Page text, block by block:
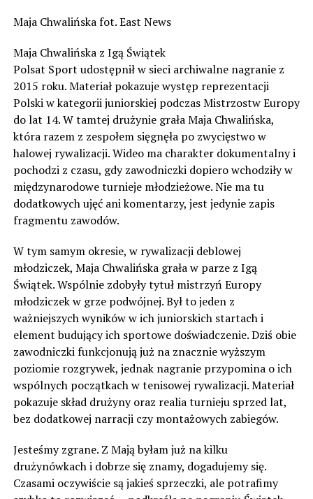
Maja Chwalińska fot. East News
Maja Chwalińska z Igą Świątek
Polsat Sport udostępnił w sieci archiwalne nagranie z
2015 roku. Materiał pokazuje występ reprezentacji
Polski w kategorii juniorskiej podczas Mistrzostw Europy
do lat 14. W tamtej drużynie grała Maja Chwalińska,
która razem z zespołem sięgnęła po zwycięstwo w
halowej rywalizacji. Wideo ma charakter dokumentalny i
pochodzi z czasu, gdy zawodniczki dopiero wchodziły w
międzynarodowe turnieje młodzieżowe. Nie ma tu
dodatkowych ujęć ani komentarzy, jest jedynie zapis
fragmentu zawodów.
W tym samym okresie, w rywalizacji deblowej
młodziczek, Maja Chwalińska grała w parze z Igą
Świątek. Wspólnie zdobyły tytuł mistrzyń Europy
młodziczek w grze podwójnej. Był to jeden z
ważniejszych wyników w ich juniorskich startach i
element budujący ich sportowe doświadczenie. Dziś obie
zawodniczki funkcjonują już na znacznie wyższym
poziomie rozgrywek, jednak nagranie przypomina o ich
wspólnych początkach w tenisowej rywalizacji. Materiał
pokazuje skład drużyny oraz realia turnieju sprzed lat,
bez dodatkowej narracji czy montażowych zabiegów.
Jesteśmy zgrane. Z Mają byłam już na kilku
drużynówkach i dobrze się znamy, dogadujemy się.
Czasami oczywiście są jakieś sprzeczki, ale potrafimy